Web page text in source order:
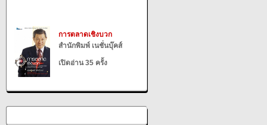
การตลาดเชิงบวก
สำนักพิมพ์ เนชั่นบุ๊คส์
เปิดอ่าน 35 ครั้ง